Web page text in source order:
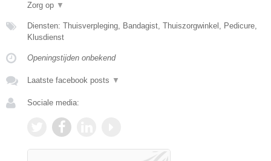
Zorg op ▼
Diensten: Thuisverpleging, Bandagist, Thuiszorgwinkel, Pedicure,
Klusdienst
Openingstijden onbekend
Laatste facebook posts ▼
Sociale media: